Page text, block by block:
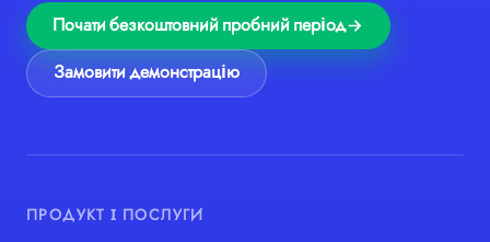
Почати безкоштовний пробний період
Замовити демонстрацію
ПРОДУКТ І ПОСЛУГИ